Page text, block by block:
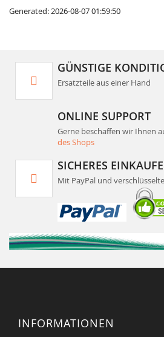
Generated: 2026-08-07 01:59:50
GÜNSTIGE
Ersatzteile aus einer Hand
ONLINE SUPPORT
Gerne beschaffen wir Ihnen
des Shops
SICHERES
Mit PayPal und
INFORMATIONEN